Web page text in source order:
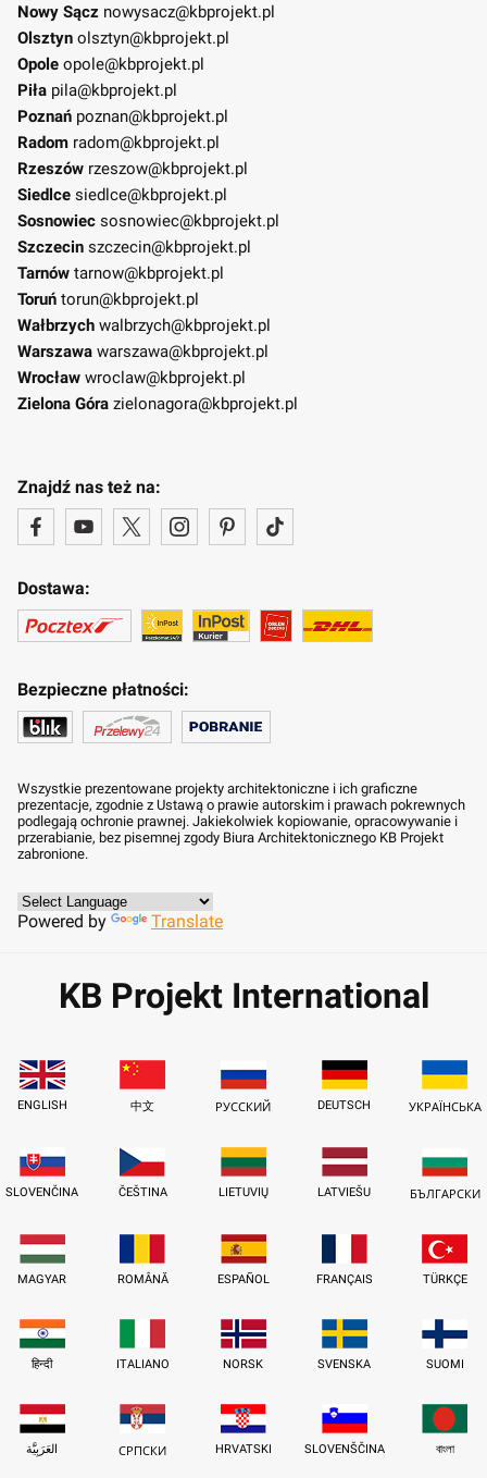
Nowy Sącz nowysacz@kbprojekt.pl
Olsztyn olsztyn@kbprojekt.pl
Opole opole@kbprojekt.pl
Piła pila@kbprojekt.pl
Poznań poznan@kbprojekt.pl
Radom radom@kbprojekt.pl
Rzeszów rzeszow@kbprojekt.pl
Siedlce siedlce@kbprojekt.pl
Sosnowiec sosnowiec@kbprojekt.pl
Szczecin szczecin@kbprojekt.pl
Tarnów tarnow@kbprojekt.pl
Toruń torun@kbprojekt.pl
Wałbrzych walbrzych@kbprojekt.pl
Warszawa warszawa@kbprojekt.pl
Wrocław wroclaw@kbprojekt.pl
Zielona Góra zielonagora@kbprojekt.pl
Znajdź nas też na:
Dostawa:
Bezpieczne płatności:
Wszystkie prezentowane projekty architektoniczne i ich graficzne
prezentacje, zgodnie z Ustawą o prawie autorskim i prawach pokrewnych
podlegają ochronie prawnej. Jakiekolwiek kopiowanie, opracowywanie i
przerabianie, bez pisemnej zgody Biura Architektonicznego KB Projekt
zabronione.
Powered by Translate
KB Projekt International
ENGLISH 中文 РУССКИЙ DEUTSCH УКРАЇНСЬКА
SLOVENČINA ČEŠTINA LIETUVIŲ LATVIEŠU БЪЛГАРСКИ
MAGYAR ROMÂNĂ ESPAÑOL FRANÇAIS TÜRKÇE
हिन्दी ITALIANO NORSK SVENSKA SUOMI
العَرَبِيَّة СРПСКИ HRVATSKI SLOVENŠČINA বাংলা